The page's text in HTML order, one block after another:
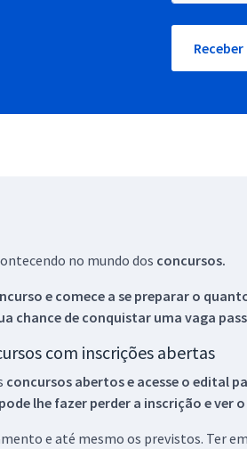
no mundo dos concursos.
e comece a se preparar o
chance de conquistar uma vaga
com inscrições abertas
concursos abertos e acesse o edital
lhe fazer perder a inscrição e ver
e até mesmo os previstos. Ter